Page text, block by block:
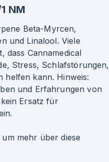
NM
Beta-Myrcen,
und Linalool. Viele
dass Cannamedical
Stress, Schlafstörungen,
helfen kann. Hinweis:
und Erfahrungen von
Ersatz für
um mehr über diese